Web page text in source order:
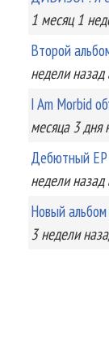
1 месяц 1
Второй
неделиназад
I Am Morbid
месяца 3 дня
Дебютный
неделиназад
Новый
3 недели